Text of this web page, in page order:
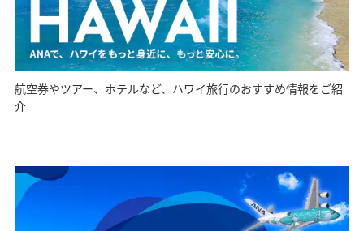
航空券やツアー、ホテルなど、ハワイ旅行のおすすめ情報をご紹
介